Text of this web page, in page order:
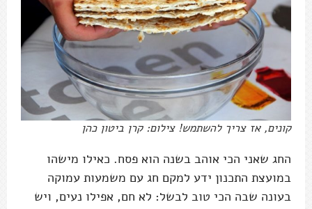
קונים, אז צריך להשתמש! צילום: קרן ביטון כהן
החג שאני הכי אוהב בשנה הוא פסח. כאילו מישהו
במועצת התכנון ידע למקם חג עם משמעות עמוקה
בעונה שבה הכי טוב לבשל: לא חם, אפילו נעים, ויש